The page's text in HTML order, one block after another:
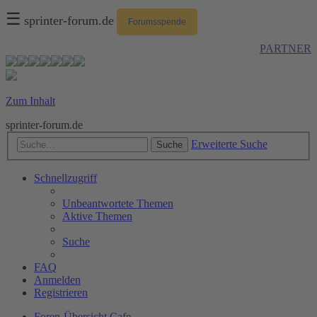
☰ sprinter-forum.de Forumsspende
PARTNER
Zum Inhalt
sprinter-forum.de
Suche Erweiterte Suche
Schnellzugriff
Unbeantwortete Themen
Aktive Themen
Suche
FAQ
Anmelden
Registrieren